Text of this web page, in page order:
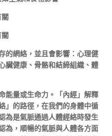
的網絡，並且會影響：心理健
臟健康、骨骼和結締組織、體
能量或生命力。「內經」解釋
」的路徑，在我們的身體中循
為是氣脈通過人體經絡時發生
為，順暢的氣脈與人體各方面